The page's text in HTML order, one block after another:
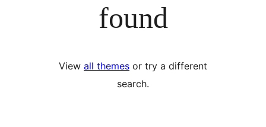
found
View all themes or try a different
search.